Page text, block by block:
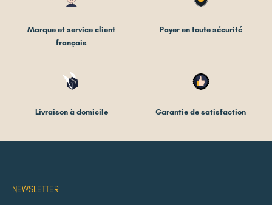
Marque et service client
français
Payer en toute sécurité
Livraison à domicile Garantie de satisfaction
NEWSLETTER